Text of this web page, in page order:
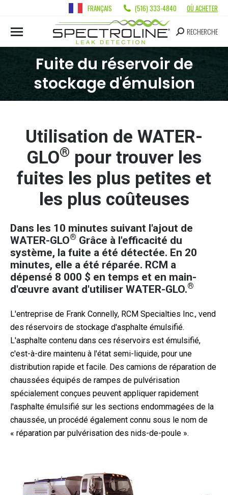
FRANÇAIS (516) 333-4840 OÙ ACHETER
RECHERCHE
Fuite du réservoir de
stockage d'émulsion
Utilisation de WATER-
GLO® pour trouver les
fuites les plus petites et
les plus coûteuses
Dans les 10 minutes suivant l'ajout de
WATER-GLO® Grâce à l'efficacité du
système, la fuite a été détectée. En 20
minutes, elle a été réparée. RCM a
dépensé 8 000 $ en temps et en main-
d'œuvre avant d'utiliser WATER-GLO.®
L'entreprise de Frank Connelly, RCM Specialties Inc., vend
des réservoirs de stockage d'asphalte émulsifié.
L'asphalte contenu dans ces réservoirs est émulsifié,
c'est-à-dire maintenu à l'état semi-liquide, pour une
distribution rapide et facile. Des camions de réparation de
chaussées équipés de rampes de pulvérisation
spécialement conçues peuvent appliquer rapidement
l'asphalte émulsifié sur les sections endommagées de la
chaussée, un procédé également connu sous le nom de
« réparation par pulvérisation des nids-de-poule ».